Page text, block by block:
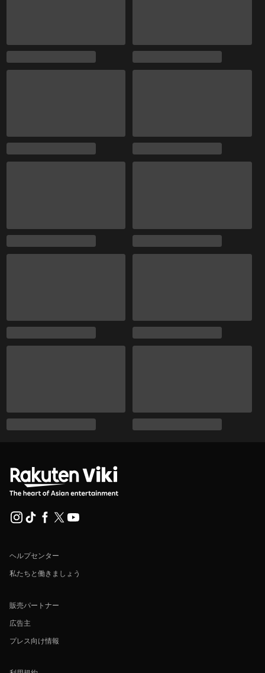
ヘルプセンター
私たちと働きましょう
販売パートナー
広告主
プレス向け情報